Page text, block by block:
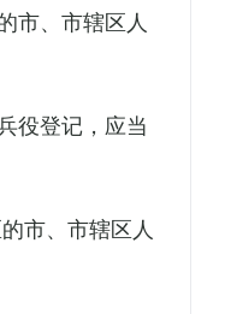
市、市辖区人
役登记，应当
市、市辖区人